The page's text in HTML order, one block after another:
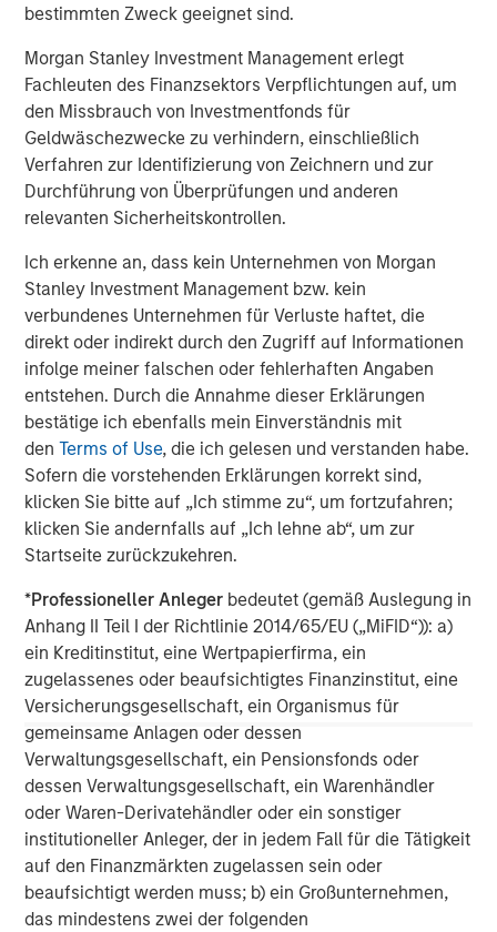
bestimmten Zweck geeignet sind.
Morgan Stanley Investment Management erlegt
Fachleuten des Finanzsektors Verpflichtungen auf, um
den Missbrauch von Investmentfonds für
Geldwäschezwecke zu verhindern, einschließlich
Verfahren zur Identifizierung von Zeichnern und zur
Durchführung von Überprüfungen und anderen
relevanten Sicherheitskontrollen.
Ich erkenne an, dass kein Unternehmen von Morgan
Stanley Investment Management bzw. kein
verbundenes Unternehmen für Verluste haftet, die
direkt oder indirekt durch den Zugriff auf Informationen
infolge meiner falschen oder fehlerhaften Angaben
entstehen. Durch die Annahme dieser Erklärungen
bestätige ich ebenfalls mein Einverständnis mit
denTerms of Use, die ich gelesen und verstanden habe.
Sofern die vorstehenden Erklärungen korrekt sind,
klicken Sie bitte auf „Ich stimme zu“, um fortzufahren;
klicken Sie andernfalls auf „Ich lehne ab“, um zur
Startseite zurückzukehren.
*Professioneller Anleger bedeutet (gemäß Auslegung in
Anhang II Teil I der Richtlinie 2014/65/EU („MiFID“)): a)
ein Kreditinstitut, eine Wertpapierfirma, ein
zugelassenes oder beaufsichtigtes Finanzinstitut, eine
Versicherungsgesellschaft, ein Organismus für
gemeinsame Anlagen oder dessen
Verwaltungsgesellschaft, ein Pensionsfonds oder
dessen Verwaltungsgesellschaft, ein Warenhändler
oder Waren-Derivatehändler oder ein sonstiger
institutioneller Anleger, der in jedem Fall für die Tätigkeit
auf den Finanzmärkten zugelassen sein oder
beaufsichtigt werden muss; b) ein Großunternehmen,
das mindestens zwei der folgenden
Investment Management, is a leading middle-market
private equity platform established in 1986 that focuses
on privately negotiated equity and equity-related
investments primarily in North America. Morgan Stanley
Capital Partners seeks to create value in portfolio
companies primarily in a series of subsectors in the
business services, consumer, healthcare, education and
significant organic and acquisition growth through an
operationally focused approach. For further information
about Morgan Stanley Capital Partners, please visit
www.morganstanley.com/im/capitalpartners.
Morgan Stanley Capital Partners
Morgan Stanley Capital Partners manages a middle-
market private equity platform with a strong focus on
value creation. The team has invested capital in a broad
spectrum of industries for over two decades.
MSIM Spokesperson
David N. Miller
Managing Director
Aaron Sack
Managing Director